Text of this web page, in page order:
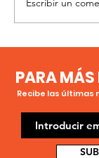
Bajo la
Luna
PARA
Recibe las